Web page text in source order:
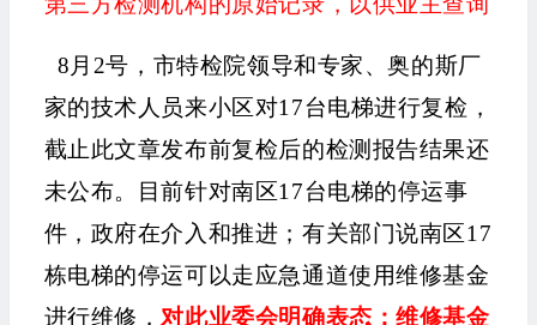
8月2号，市特检院领导和专家、奥的斯厂
家的技术人员来小区对17台电梯进行复检，
截止此文章发布前复检后的检测报告结果还
未公布。
目前针对南区17台电梯的停运事
件，政府在介入和推进；有关部门说南区17
栋电梯的停运可以走应急通道使用维修基金
进行维修，对此业委会明确表态：维修基金